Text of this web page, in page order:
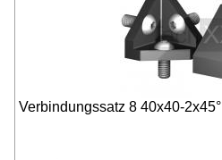
Verbindungssatz 8 40x40-2x45°